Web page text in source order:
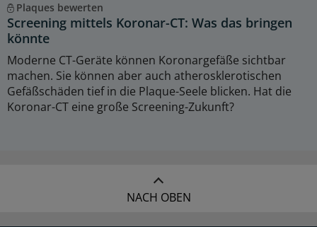
Plaques bewerten
Screening mittels Koronar-CT: Was das bringen
könnte
Moderne CT-Geräte können Koronargefäße sichtbar
machen. Sie können aber auch atherosklerotischen
Gefäßschäden tief in die Plaque-Seele blicken. Hat die
Koronar-CT eine große Screening-Zukunft?
NACH OBEN